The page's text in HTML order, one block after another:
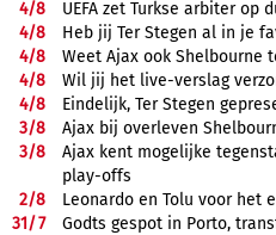
4/8
UEFA zet Turkse arbiter op
4/8
Heb jij Ter Stegen al in je
4/8
Weet Ajax ook Shelbourne
4/8
Wil jij het live-verslag
4/8
Eindelijk, Ter Stegen
3/8
Ajax bij overleven
3/8
Ajax kent mogelijke
play-offs
2/8
Leonardo en Tolu voor het
31/7
Godts gespot in Porto,